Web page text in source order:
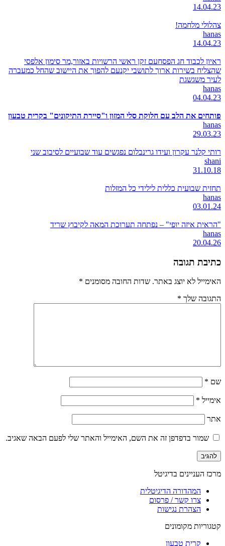
14.04.23
צהלולי מלחמה!
hanas
14.04.23
ראיון לכבוד חג הפסחעם זקן ראשי הרשויות באזור,מר סימון אלפסי
שהצליח בשירות ארוך לתושבי יקנעם להפוך את היישוב שהחל כמעברה
לעיר משגשגת
hanas
04.04.23
פותחים את הלב עם חלוקת סלי המזון ו"סיירת התיקונים" בקרית טבעון
hanas
29.03.23
רותי קלנר עקרון ועידו גרינבלום נפגשים עוד שבועיים לסיבוב שני
shani
31.10.18
תחזית שבועית כללית לילידי כל המזלות
hanas
03.01.24
"הראית איזה יופי" – נפתחה תערוכת המאה לקיבוץ שריד
hanas
20.04.26
כתיבת תגובה
האימייל לא יוצג באתר. שדות החובה מסומנים *
התגובה שלך *
שם *
אימייל *
אתר
שמור בדפדפן זה את השם, האימייל והאתר שלי לפעם הבאה שאגיב.
מרכז העניינים בדיגיטל
המהדורה הדיגיטלית
צרו קשר / פרסום
הצהרת נגישות
קטגוריות מקומונים
קרית טבעון